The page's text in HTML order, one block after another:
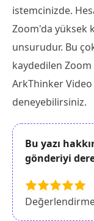
istemcinizde.
Zoom'da yüksek
unsurudur. Bu
kaydedilen
ArkThinker
deneyebilirsiniz.
Bu yazı
gönderiyi